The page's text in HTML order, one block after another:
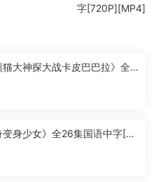
字[720P][MP4]
大神探大战卡皮巴巴拉》全2
身少女》全26集国语中字[10